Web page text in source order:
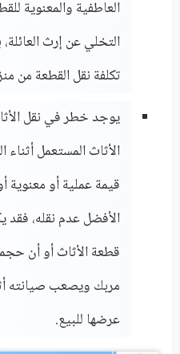
العاطفية والمعنوية
التخلي عن إرث
تكلفة نقل القطعة من
يوجد خطر في نقل
الأثاث المستعمل
قيمة عملية أو معنوية
الأفضل عدم نقله،
قطعة الأثاث أو أن
مربك ويصعب صيانته
عرضها للبيع.